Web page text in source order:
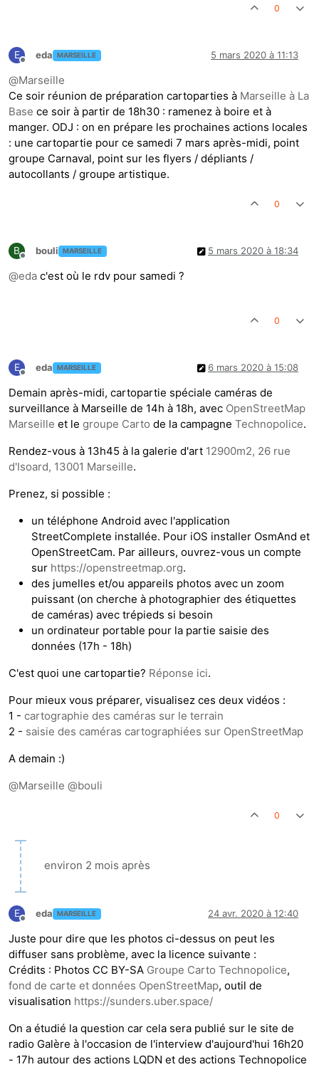
0
E
Hors-ligne
eda MARSEILLE 5 mars 2020 à 11:13
@Marseille
Ce soir réunion de préparation cartoparties à Marseille à La
Base ce soir à partir de 18h30 : ramenez à boire et à
manger. ODJ : on en prépare les prochaines actions locales
: une cartopartie pour ce samedi 7 mars après-midi, point
groupe Carnaval, point sur les flyers / dépliants /
autocollants / groupe artistique.
0
B
Hors-ligne
bouli MARSEILLE 5 mars 2020 à 18:34
@eda c'est où le rdv pour samedi ?
0
E
Hors-ligne
eda MARSEILLE 6 mars 2020 à 15:08
Demain après-midi, cartopartie spéciale caméras de
surveillance à Marseille de 14h à 18h, avec OpenStreetMap
Marseille et le groupe Carto de la campagne Technopolice.
Rendez-vous à 13h45 à la galerie d'art 12900m2, 26 rue
d'Isoard, 13001 Marseille.
Prenez, si possible :
un téléphone Android avec l'application
StreetComplete installée. Pour iOS installer OsmAnd et
OpenStreetCam. Par ailleurs, ouvrez-vous un compte
sur https://openstreetmap.org.
des jumelles et/ou appareils photos avec un zoom
puissant (on cherche à photographier des étiquettes
de caméras) avec trépieds si besoin
un ordinateur portable pour la partie saisie des
données (17h - 18h)
C'est quoi une cartopartie? Réponse ici.
Pour mieux vous préparer, visualisez ces deux vidéos :
1 - cartographie des caméras sur le terrain
2 - saisie des caméras cartographiées sur OpenStreetMap
A demain :)
@Marseille @bouli
0
environ 2 mois après
E
Hors-ligne
eda MARSEILLE 24 avr. 2020 à 12:40
Juste pour dire que les photos ci-dessus on peut les
diffuser sans problème, avec la licence suivante :
Crédits : Photos CC BY-SA Groupe Carto Technopolice,
fond de carte et données OpenStreetMap, outil de
visualisation https://sunders.uber.space/
On a étudié la question car cela sera publié sur le site de
radio Galère à l'occasion de l'interview d'aujourd'hui 16h20
- 17h autour des actions LQDN et des actions Technopolice